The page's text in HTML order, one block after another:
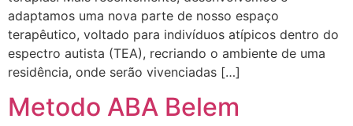
adaptamos uma nova parte de nosso espaço
terapêutico, voltado para indivíduos atípicos dentro do
espectro autista (TEA), recriando o ambiente de uma
residência, onde serão vivenciadas […]
Metodo ABA Belem